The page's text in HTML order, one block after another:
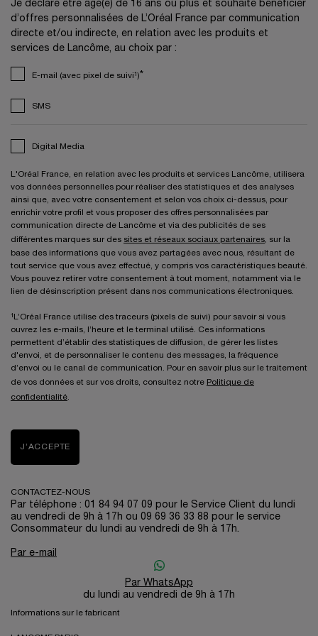
Je déclare être âgé(e) de 16 ans ou plus et souhaite bénéficier
d’offres personnalisées de L’Oréal France par communication
directe et/ou indirecte, en relation avec les produits et
services de Lancôme, au choix par :
E-mail (avec pixel de suivi¹)*
SMS
Digital Media
L'Oréal France, en relation avec les produits et services Lancôme, utilisera
vos données personnelles pour réaliser des statistiques et des analyses
ainsi que, avec votre consentement et selon vos choix ci-dessus, pour
enrichir votre profil et vous proposer des offres personnalisées par
communication directe de Lancôme et via des publicités de ses
différentes marques sur des sites et réseaux sociaux partenaires , sur la
base des informations que vous avez partagées avec nous, résultant de
tout service que vous avez effectué, y compris vos caractéristiques beauté.
Vous pouvez retirer votre consentement à tout moment, notamment via le
lien de désinscription présent dans nos communications électroniques.
¹L’Oréal France utilise des traceurs (pixels de suivi) pour savoir si vous
ouvrez les e-mails, l’heure et le terminal utilisé. Ces informations
permettent d’établir des statistiques de diffusion, de gérer les listes
d'envoi, et de personnaliser le contenu des messages, la fréquence
d’envoi ou le canal de communication. Pour en savoir plus sur le traitement
de vos données et sur vos droits, consultez notre Politique de
confidentialité
J’ACCEPTE
CONTACTEZ-NOUS
Par téléphone : 01 84 94 07 09 pour le Service Client du lundi
au vendredi de 9h à 17h ou 09 69 36 33 88 pour le service
Consommateur du lundi au vendredi de 9h à 17h.
Par e-mail
Par WhatsApp
du lundi au vendredi de 9h à 17h
Informations sur le fabricant